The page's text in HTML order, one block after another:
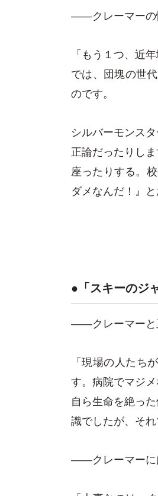
――クレーマーの
「もう１つ、近
では、団塊の世
のです。
シルバーモンス
正論だったりし
座ったりする。
ダメなんだ！』
●「スキーのジ
――クレーマーと
「現場の人たち
す。病院でマジ
自ら生命を絶っ
識でしたが、そ
――クレーマーに